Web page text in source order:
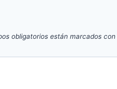
obligatorios están marcados con